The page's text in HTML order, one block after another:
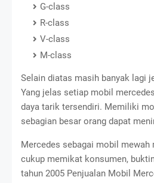
G-class
R-class
V-class
M-class
Selain diatas masih banyak lagi
Yang jelas setiap mobil
daya tarik tersendiri. Memiliki
sebagian besar orang dapat
Mercedes sebagai mobil mewah
cukup memikat konsumen,
tahun 2005 Penjualan Mobil